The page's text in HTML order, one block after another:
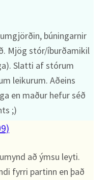
búningarnir
Mjög stór/íburðamikil
Slatti af stórum
leikurum. Aðeins
en maður hefur séð
;)
að ýmsu leyti.
fyrri partinn en það